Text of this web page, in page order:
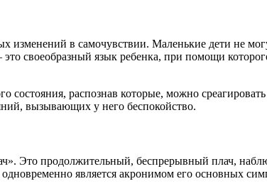
изменений в самочувствии. Маленькие дети не
своеобразный язык ребенка, при помощи
распознав которые, можно
вызывающих у него беспокойство.
Это продолжительный, беспрерывный плач,
является акронимом его основных